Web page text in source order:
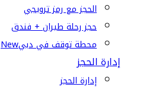
الحجز مع رمز ترويجي
حجز رحلة طيران + فندق
محطة توقف في دبيNew
إدارة الحجز
إدارة الحجز